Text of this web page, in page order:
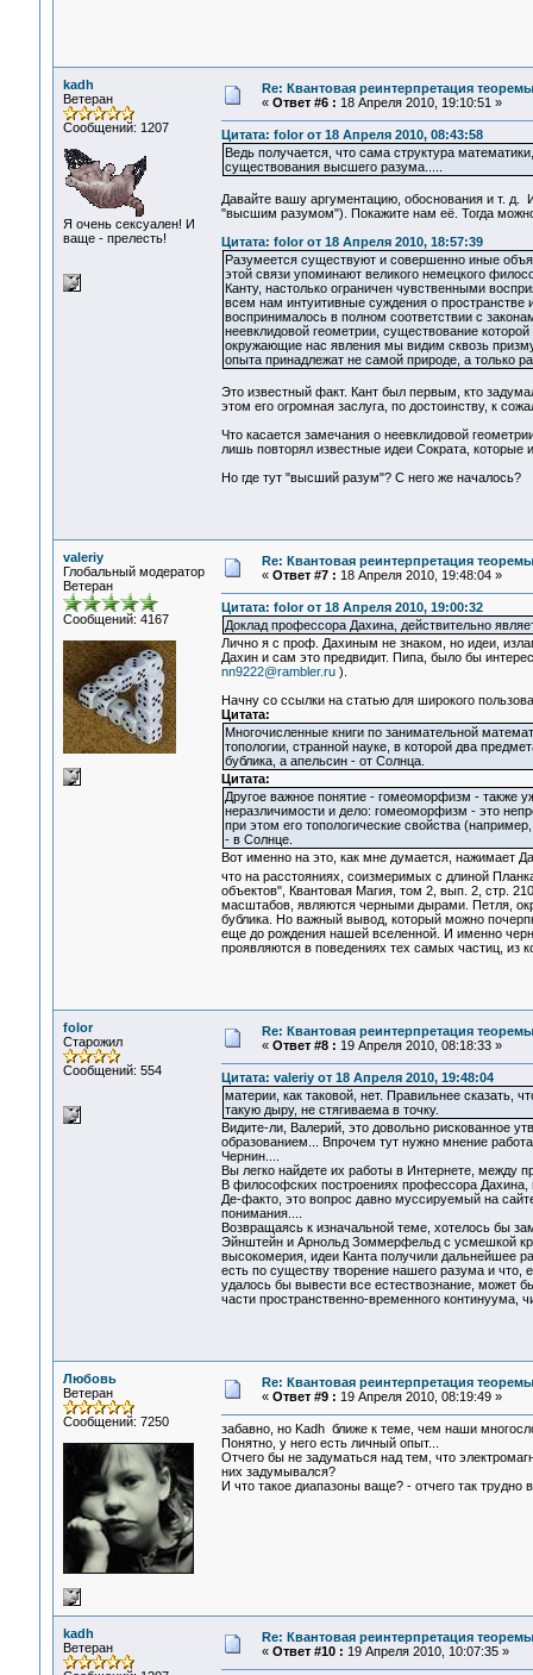
kadh
Ветеран
Сообщений: 1207
Я очень сексуален! И
ваще - прелесть!
Re: Квантовая реинтерпретация
« Ответ #6 : 18 Апреля 2010, 19:10:51 »
Цитата: folor от 18 Апреля 2010, 08:43:58
Ведь получается, что сама структура
существования высшего разума.....
Давайте вашу аргументацию, обоснования и т. д.
"высшим разумом"). Покажите нам её. Тогда можно
Цитата: folor от 18 Апреля 2010, 18:57:39
Разумеется существуют и совершенно иные
этой связи упоминают великого немецкого
Канту, настолько ограничен чувственными
всем нам интуитивные суждения о
воспринималось в полном соответствии с
неевклидовой геометрии, существование
окружающие нас явления мы видим сквозь
опыта принадлежат не самой природе, а только
Это известный факт. Кант был первым, кто
этом его огромная заслуга, по достоинству, к
Что касается замечания о неевклидовой
лишь повторял известные идеи Сократа, которые
Но где тут "высший разум"? С него же началось?
valeriy
Глобальный модератор
Ветеран
Сообщений: 4167
Re: Квантовая реинтерпретация
« Ответ #7 : 18 Апреля 2010, 19:48:04 »
Цитата: folor от 18 Апреля 2010, 19:00:32
Доклад профессора Дахина, действительно
Лично я с проф. Дахиным не знаком, но идеи,
Дахин и сам это предвидит. Пипа, было бы
nn9222@rambler.ru).
Начну со ссылки на статью для широкого
Цитата:
Многочисленные книги по занимательной
топологии, странной науке, в которой два
бублика, а апельсин - от Солнца.
Цитата:
Другое важное понятие - гомеоморфизм - также
неразличимости и дело: гомеоморфизм - это
при этом его топологические свойства
- в Солнце.
Вот именно на это, как мне думается, нажимает
что на расстояниях, соизмеримых с длиной
объектов", Квантовая Магия, том 2, вып. 2, стр.
масштабов, являются черными дырами. Петля,
бублика. Но важный вывод, который можно
еще до рождения нашей вселенной. И именно
проявляются в поведениях тех самых частиц, из
folor
Старожил
Сообщений: 554
Re: Квантовая реинтерпретация
« Ответ #8 : 19 Апреля 2010, 08:18:33 »
Цитата: valeriy от 18 Апреля 2010, 19:48:04
материи, как таковой, нет. Правильнее
такую дыру, не стягиваема в точку.
Видите-ли, Валерий, это довольно рискованное
образованием... Впрочем тут нужно мнение
Чернин....
Вы легко найдете их работы в Интернете, между
В философских построениях профессора
Де-факто, это вопрос давно муссируемый на
понимания....
Возвращаясь к изначальной теме, хотелось бы
Эйнштейн и Арнольд Зоммерфельд с усмешкой
высокомерия, идеи Канта получили дальнейшее
есть по существу творение нашего разума и что,
удалось бы вывести все естествознание, может
части пространственно-временного
Любовь
Ветеран
Сообщений: 7250
Re: Квантовая реинтерпретация
« Ответ #9 : 19 Апреля 2010, 08:19:49 »
забавно, но Kadh ближе к теме, чем наши
Понятно, у него есть личный опыт...
Отчего бы не задуматься над тем, что
них задумывался?
И что такое диапазоны ваще? - отчего так
kadh
Ветеран
Re: Квантовая реинтерпретация
« Ответ #10 : 19 Апреля 2010, 10:07:35 »